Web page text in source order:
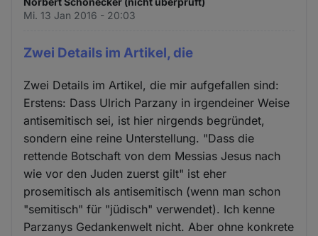
Mi. 13 Jan 2016 - 20:03
Zwei Details im Artikel, die
Zwei Details im Artikel, die mir aufgefallen sind:
Erstens: Dass Ulrich Parzany in irgendeiner Weise
antisemitisch sei, ist hier nirgends begründet,
sondern eine reine Unterstellung. "Dass die
rettende Botschaft von dem Messias Jesus nach
wie vor den Juden zuerst gilt" ist eher
prosemitisch als antisemitisch (wenn man schon
"semitisch" für "jüdisch" verwendet). Ich kenne
Parzanys Gedankenwelt nicht. Aber ohne konkrete